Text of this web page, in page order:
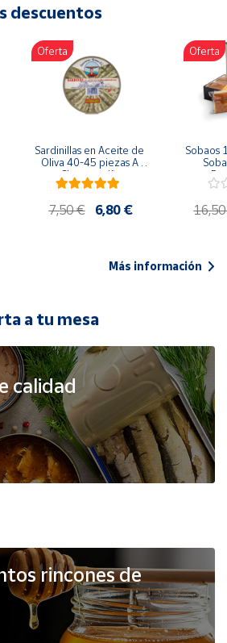
descuentos
Oferta
Sardinillas en Aceite de
Oliva 40-45 piezas A
Churrusquiña
7,50 € 6,80 €
Oferta
Sobaos
Más información
a tu mesa
calidad
rincones de